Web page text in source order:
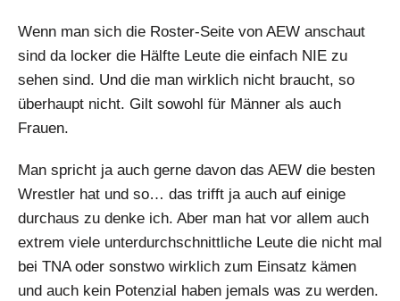
Wenn man sich die Roster-Seite von AEW anschaut
sind da locker die Hälfte Leute die einfach NIE zu
sehen sind. Und die man wirklich nicht braucht, so
überhaupt nicht. Gilt sowohl für Männer als auch
Frauen.
Man spricht ja auch gerne davon das AEW die besten
Wrestler hat und so… das trifft ja auch auf einige
durchaus zu denke ich. Aber man hat vor allem auch
extrem viele unterdurchschnittliche Leute die nicht mal
bei TNA oder sonstwo wirklich zum Einsatz kämen
und auch kein Potenzial haben jemals was zu werden.